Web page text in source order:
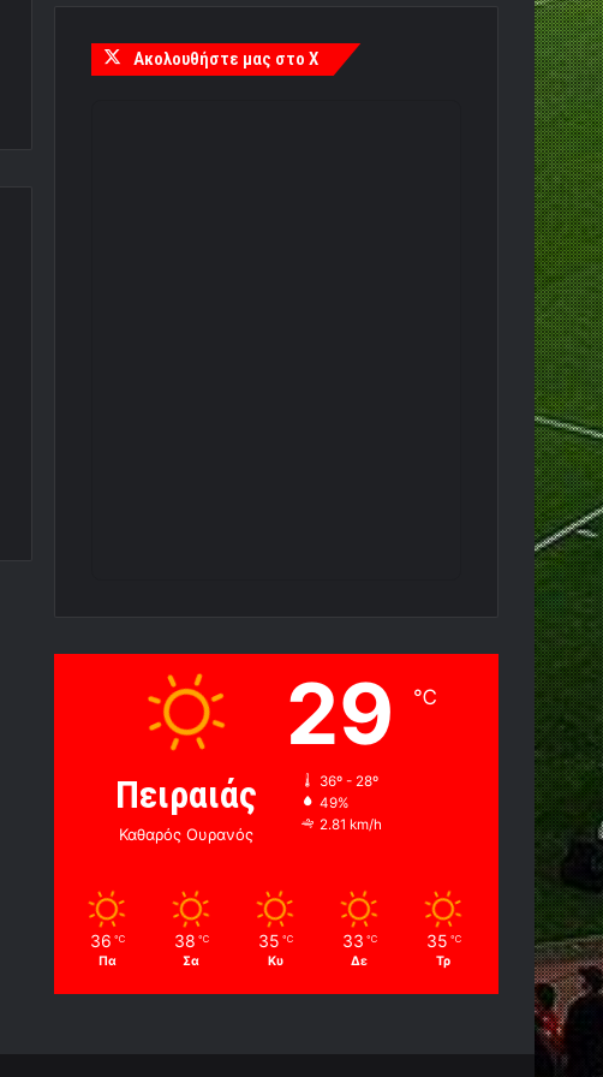
Ακολουθήστε μας στο X
Πειραιάς
Καθαρός Ουρανός
29 ℃
36º - 28º
49%
2.81 km/h
36 ℃
Πα
38 ℃
Σα
35 ℃
Κυ
33 ℃
Δε
35 ℃
Τρ